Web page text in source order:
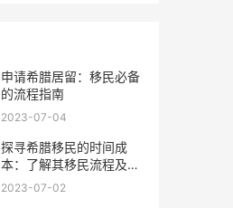
申请希腊居留：移民必备
的流程指南
2023-07-04
探寻希腊移民的时间成
本：了解其移民流程及所
需时长
2023-07-02